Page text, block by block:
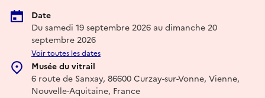
Date
Du samedi 19 septembre 2026 au dimanche 20
septembre 2026
Voir toutes les dates
Musée du vitrail
6 route de Sanxay, 86600 Curzay-sur-Vonne, Vienne,
Nouvelle-Aquitaine, France